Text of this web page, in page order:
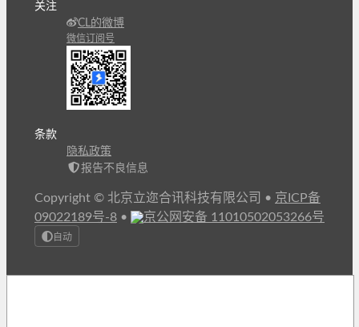
关注
CL的微博
微信订阅号
条款
隐私政策
报告不良信息
Copyright © 北京立迩合讯科技有限公司 • 京ICP备
09022189号-8 • 京公网安备 11010502053266号
自动